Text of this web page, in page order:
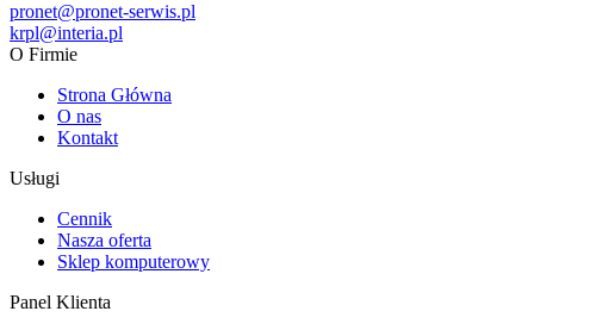
pronet@pronet-serwis.pl
krpl@interia.pl
O Firmie
Strona Główna
O nas
Kontakt
Usługi
Cennik
Nasza oferta
Sklep komputerowy
Panel Klienta